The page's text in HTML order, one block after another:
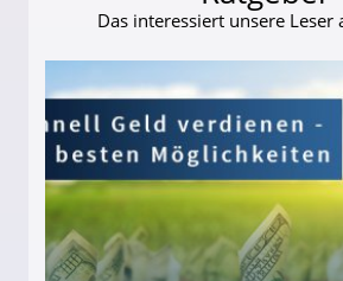
Das interessiert unsere Leser